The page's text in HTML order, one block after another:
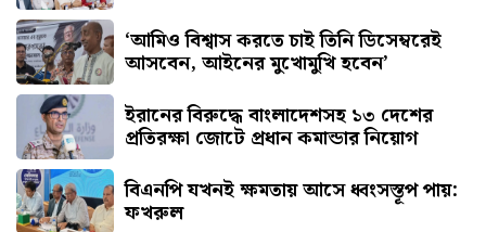
‘আমিও বিশ্বাস করতে চাই তিনি ডিসেম্বরেই
আসবেন, আইনের মুখোমুখি হবেন’
ইরানের বিরুদ্ধে বাংলাদেশসহ ১৩ দেশের
প্রতিরক্ষা জোটে প্রধান কমান্ডার নিয়োগ
বিএনপি যখনই ক্ষমতায় আসে ধ্বংসস্তূপ পায়:
ফখরুল